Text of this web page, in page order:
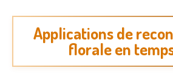
Applications de
florale en